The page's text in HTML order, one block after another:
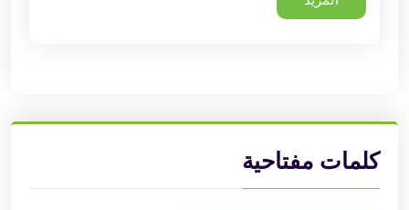
كلمات مفتاحية